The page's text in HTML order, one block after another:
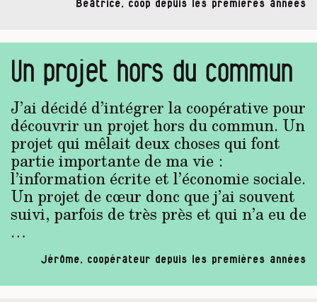
Béatrice, coop depuis les premières années
Un projet hors du commun
J’ai décidé d’intégrer la coopérative pour
découvrir un projet hors du commun. Un
projet qui mêlait deux choses qui font
partie importante de ma vie :
l’information écrite et l’économie sociale.
Un projet de cœur donc que j’ai souvent
suivi, parfois de très près et qui n’a eu de
…
Jérôme, coopérateur depuis les premières années